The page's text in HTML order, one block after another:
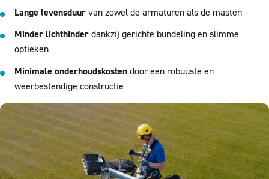
Lange levensduurvan zowel de armaturen als de masten
Minder lichthinderdankzij gerichte bundeling en slimme
optieken
Minimale onderhoudskostendoor een robuuste en
weerbestendige constructie